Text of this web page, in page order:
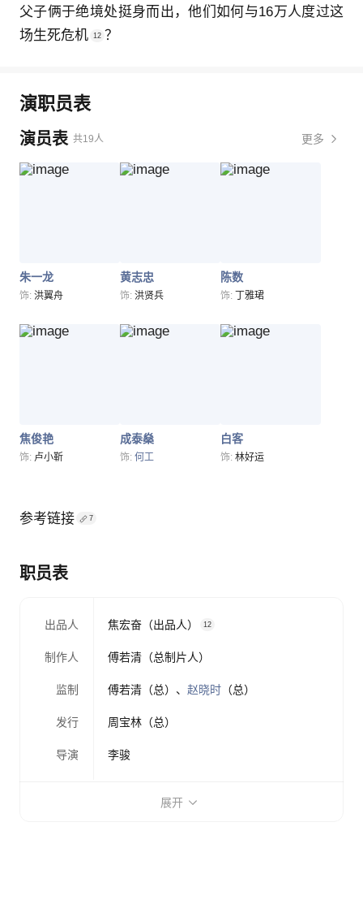
父子俩于绝境处挺身而出，他们如何与16万人度过这
场生死危机
12 ？
演职员表
演员表 共19人 更多
朱一龙
饰: 洪翼舟
黄志忠
饰: 洪贤兵
陈数
饰: 丁雅珺
焦俊艳
饰: 卢小靳
成泰燊
饰: 何工
白客
饰: 林好运
参考链接 7
职员表
出品人 焦宏奋（出品人） 12
制作人 傅若清（总制片人）
监制 傅若清（总） 、 赵晓时 （总）
发行 周宝林（总）
导演 李骏
展开